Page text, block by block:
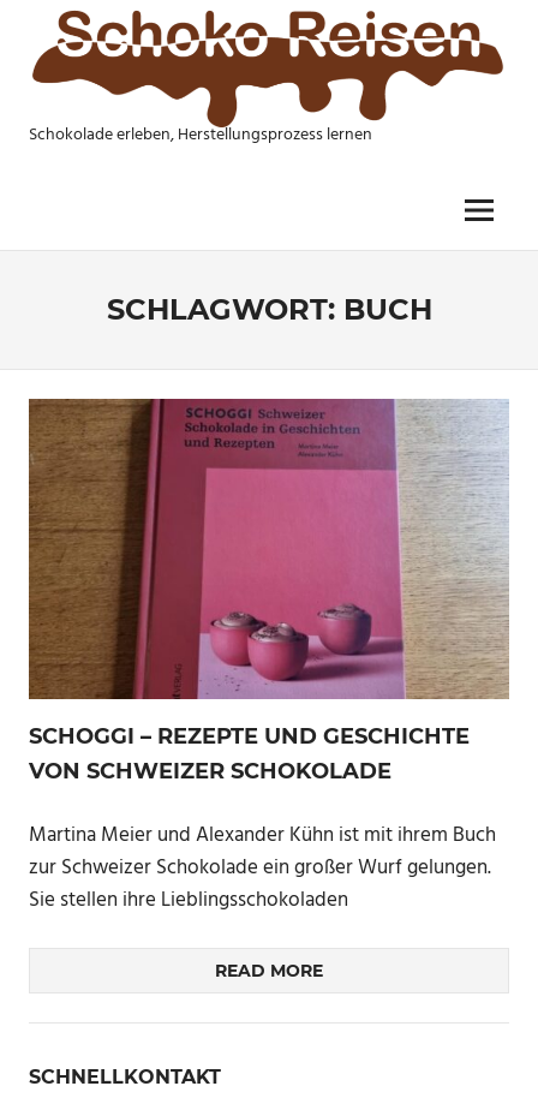
content
Schokolade erleben, Herstellungsprozess lernen
Menu
SCHLAGWORT: BUCH
SCHOGGI – REZEPTE UND GESCHICHTE
VON SCHWEIZER SCHOKOLADE
Martina Meier und Alexander Kühn ist mit ihrem Buch
zur Schweizer Schokolade ein großer Wurf gelungen.
Sie stellen ihre Lieblingsschokoladen
READ MORE
SCHNELLKONTAKT